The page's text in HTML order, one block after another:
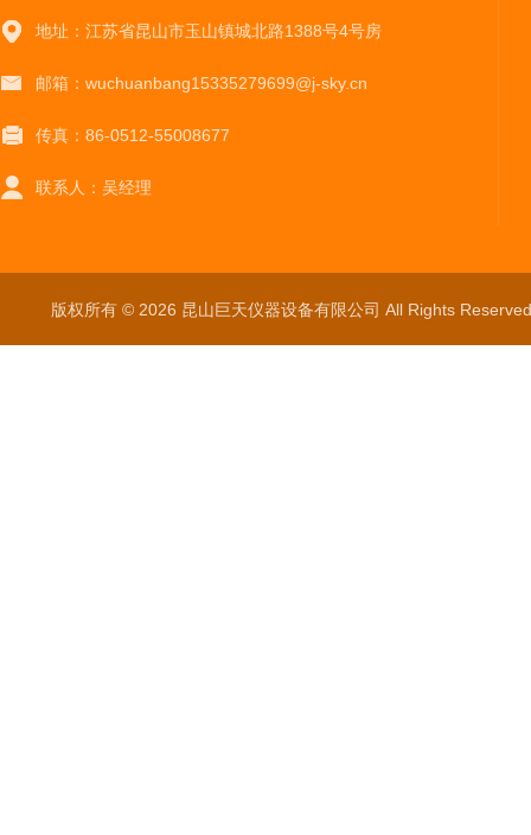
地址：江苏省昆山市玉山镇城北路1388号4号房
邮箱：wuchuanbang15335279699@j-sky.cn
传真：86-0512-55008677
联系人：吴经理
版权所有 © 2026 昆山巨天仪器设备有限公司 All Rights